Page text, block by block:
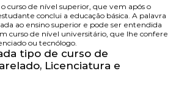
curso de nível superior, que vem após o
conclui a educação básica. A palavra
ao ensino superior e pode ser entendida
curso de nível universitário, que lhe confere
ou tecnólogo.
tipo de curso de
Licenciatura e